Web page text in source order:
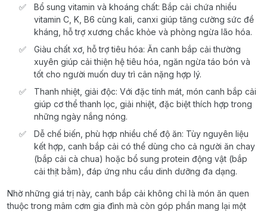
Bổ sung vitamin và khoáng chất: Bắp cải chứa nhiều
vitamin C, K, B6 cùng kali, canxi giúp tăng cường sức đề
kháng, hỗ trợ xương chắc khỏe và phòng ngừa lão hóa.
Giàu chất xơ, hỗ trợ tiêu hóa: Ăn canh bắp cải thường
xuyên giúp cải thiện hệ tiêu hóa, ngăn ngừa táo bón và
tốt cho người muốn duy trì cân nặng hợp lý.
Thanh nhiệt, giải độc: Với đặc tính mát, món canh bắp cải
giúp cơ thể thanh lọc, giải nhiệt, đặc biệt thích hợp trong
những ngày nắng nóng.
Dễ chế biến, phù hợp nhiều chế độ ăn: Tùy nguyên liệu
kết hợp, canh bắp cải có thể dùng cho cả người ăn chay
(bắp cải cà chua) hoặc bổ sung protein động vật (bắp
cải thịt bằm), đáp ứng nhu cầu dinh dưỡng đa dạng.
Nhờ những giá trị này, canh bắp cải không chỉ là món ăn quen
thuộc trong mâm cơm gia đình mà còn góp phần mang lại một